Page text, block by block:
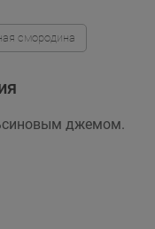
смородина
джемом.